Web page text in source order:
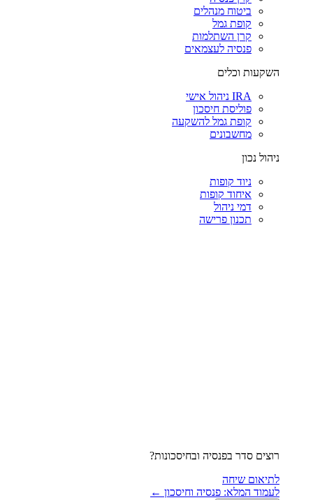
ביטוח מנהלים
קופת גמל
קרן השתלמות
פנסיה לעצמאים
השקעות וכלים
IRA ניהול אישי
פוליסת חיסכון
קופת גמל להשקעה
מחשבונים
ניהול נכון
ניוד קופות
איחוד קופות
דמי ניהול
תכנון פרישה
רוצים סדר בפנסיה ובחיסכונות?
לתיאום שיחה
לעמוד המלא: פנסיה וחיסכון ←